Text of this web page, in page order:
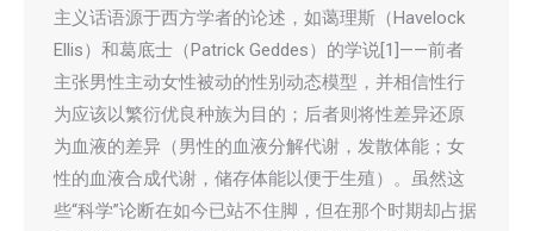
主义话语源于西方学者的论述，如蔼理斯（Havelock
Ellis）和葛底士（Patrick Geddes）的学说[1]——前者
主张男性主动女性被动的性别动态模型，并相信性行
为应该以繁衍优良种族为目的；后者则将性差异还原
为血液的差异（男性的血液分解代谢，发散体能；女
性的血液合成代谢，储存体能以便于生殖）。虽然这
些“科学”论断在如今已站不住脚，但在那个时期却占据